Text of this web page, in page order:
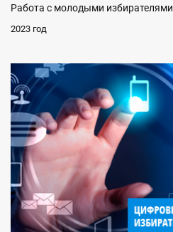
Работа с молодыми избирателями
2023 год